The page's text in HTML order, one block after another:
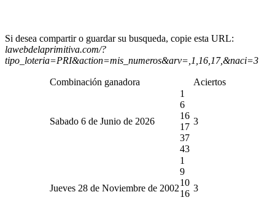
Si desea compartir o guardar su busqueda, copie esta URL:
lawebdelaprimitiva.com/?
tipo_loteria=PRI&action=mis_numeros&arv=,1,16,17,&naci=3
Combinación ganadora Aciertos
Sabado 6 de Junio de 2026
1
6
16
17
37
43
3
Jueves 28 de Noviembre de 2002
1
9
10
16
3